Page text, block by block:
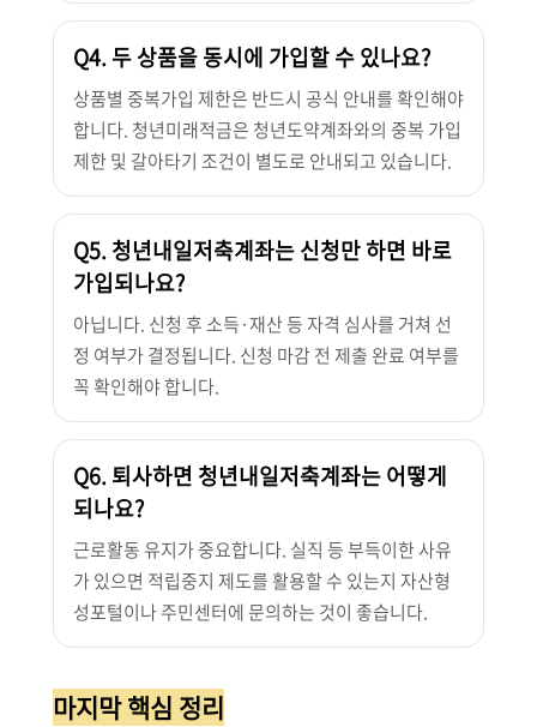
Q4. 두 상품을 동시에 가입할 수 있나요?
상품별 중복가입 제한은 반드시 공식 안내를 확인해야
합니다. 청년미래적금은 청년도약계좌와의 중복 가입
제한 및 갈아타기 조건이 별도로 안내되고 있습니다.
Q5. 청년내일저축계좌는 신청만 하면 바로
가입되나요?
아닙니다. 신청 후 소득·재산 등 자격 심사를 거쳐 선
정 여부가 결정됩니다. 신청 마감 전 제출 완료 여부를
꼭 확인해야 합니다.
Q6. 퇴사하면 청년내일저축계좌는 어떻게
되나요?
근로활동 유지가 중요합니다. 실직 등 부득이한 사유
가 있으면 적립중지 제도를 활용할 수 있는지 자산형
성포털이나 주민센터에 문의하는 것이 좋습니다.
마지막 핵심 정리